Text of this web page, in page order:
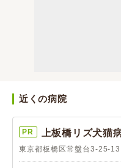
近くの病院
PR 上板橋リズ犬猫
東京都板橋区常盤台3-25-